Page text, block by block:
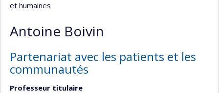
et humaines
Antoine Boivin
Partenariat avec les patients et les
communautés
Professeur titulaire